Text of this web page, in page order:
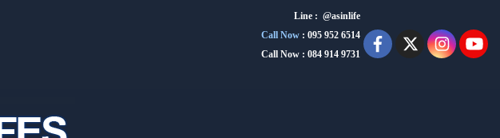
Line : @asinlife
Call Now : 095 952 6514
Call Now : 084 914 9731